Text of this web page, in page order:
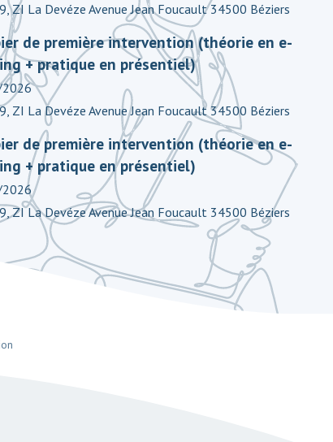
ZI La Devéze Avenue Jean Foucault 34500 Béziers
de première intervention (théorie en e-
+ pratique en présentiel)
ZI La Devéze Avenue Jean Foucault 34500 Béziers
de première intervention (théorie en e-
+ pratique en présentiel)
ZI La Devéze Avenue Jean Foucault 34500 Béziers